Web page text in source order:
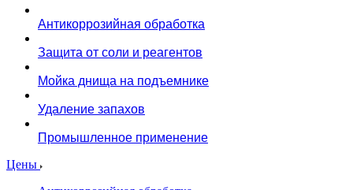
Антикоррозийная обработка
Защита от соли и реагентов
Мойка днища на подъемнике
Удаление запахов
Промышленное применение
Цены